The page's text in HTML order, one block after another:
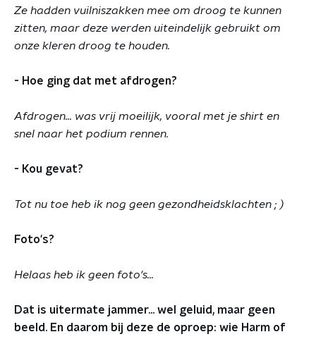
Ze hadden vuilniszakken mee om droog te kunnen
zitten, maar deze werden uiteindelijk gebruikt om
onze kleren droog te houden.
- Hoe ging dat met afdrogen?
Afdrogen... was vrij moeilijk, vooral met je shirt en
snel naar het podium rennen.
- Kou gevat?
Tot nu toe heb ik nog geen gezondheidsklachten ; )
Foto's?
Helaas heb ik geen foto's...
Dat is uitermate jammer... wel geluid, maar geen
beeld. En daarom bij deze de oproep: wie Harm of